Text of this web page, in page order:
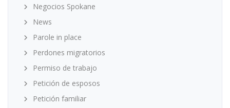
Negocios Spokane
News
Parole in place
Perdones migratorios
Permiso de trabajo
Petición de esposos
Petición familiar